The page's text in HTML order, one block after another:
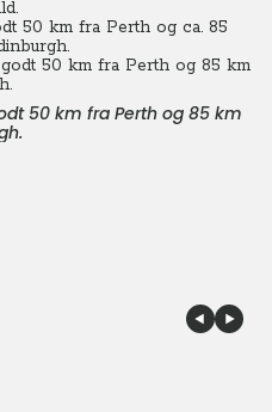
50 km fra Perth og ca. 85
50 km fra Perth og 85 km